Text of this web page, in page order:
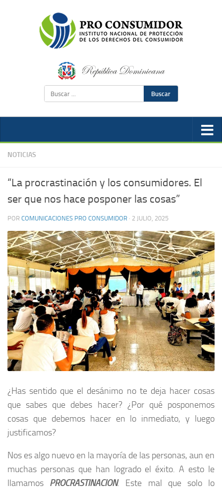
Buscar
NOTICIAS
“La procrastinación y los consumidores. El
ser que nos hace posponer las cosas”
POR COMUNICACIONES PRO CONSUMIDOR · 2 JULIO, 2025
¿Has sentido que el desánimo no te deja hacer cosas
que sabes que debes hacer? ¿Por qué posponemos
cosas que debemos hacer en lo inmediato, y luego
justificamos?
Nos es algo nuevo en la mayoría de las personas, aun en
muchas personas que han logrado el éxito. A esto le
llamamos PROCRASTINACION. Este mal que solo lo